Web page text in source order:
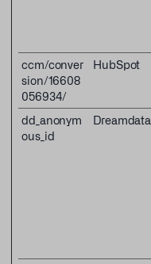
ccm/conver
sion/16608
056934/
HubSpot
dd_anonym
ous_id
Dreamdata